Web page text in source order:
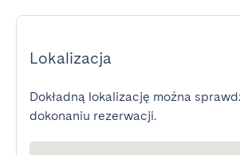
Lokalizacja
Dokładną lokalizację można
dokonaniu rezerwacji.